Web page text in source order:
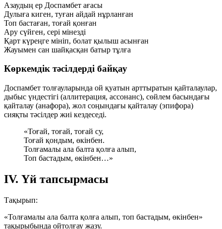
Азаудың ер Доспамбет ағасы
Дулыға киген, туған айдай нұрланған
Топ бастаған, тоғай қонған
Ару сүйген, сері мінезді
Қарт күреңге мініп, болат қылыш асынған
Жауымен сан шайқасқан батыр тұлға
Көркемдік тәсілдерді байқау
Доспамбет толғауларында ой қуатын арттыратын қайталаулар,
дыбыс үндестігі (аллитерация, ассонанс), сөйлем басындағы
қайталау (анафора), жол соңындағы қайталау (эпифора)
сияқты тәсілдер жиі кездеседі.
«Тоғай, тоғай, тоғай су,
Тоғай қондым, өкінбен.
Толғамалы ала балта қолға алып,
Топ бастадым, өкінбен…»
IV. Үй тапсырмасы
Тақырып:
«Толғамалы ала балта қолға алып, топ бастадым, өкінбен»
тақырыбында ойтолғау жазу.